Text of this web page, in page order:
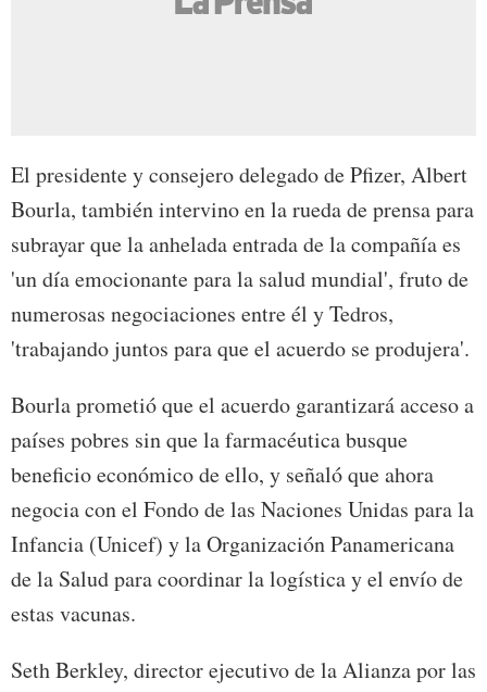
El presidente y consejero delegado de Pfizer, Albert
Bourla, también intervino en la rueda de prensa para
subrayar que la anhelada entrada de la compañía es
'un día emocionante para la salud mundial', fruto de
numerosas negociaciones entre él y Tedros,
'trabajando juntos para que el acuerdo se produjera'.
Bourla prometió que el acuerdo garantizará acceso a
países pobres sin que la farmacéutica busque
beneficio económico de ello, y señaló que ahora
negocia con el Fondo de las Naciones Unidas para la
Infancia (Unicef) y la Organización Panamericana
de la Salud para coordinar la logística y el envío de
estas vacunas.
Seth Berkley, director ejecutivo de la Alianza por las